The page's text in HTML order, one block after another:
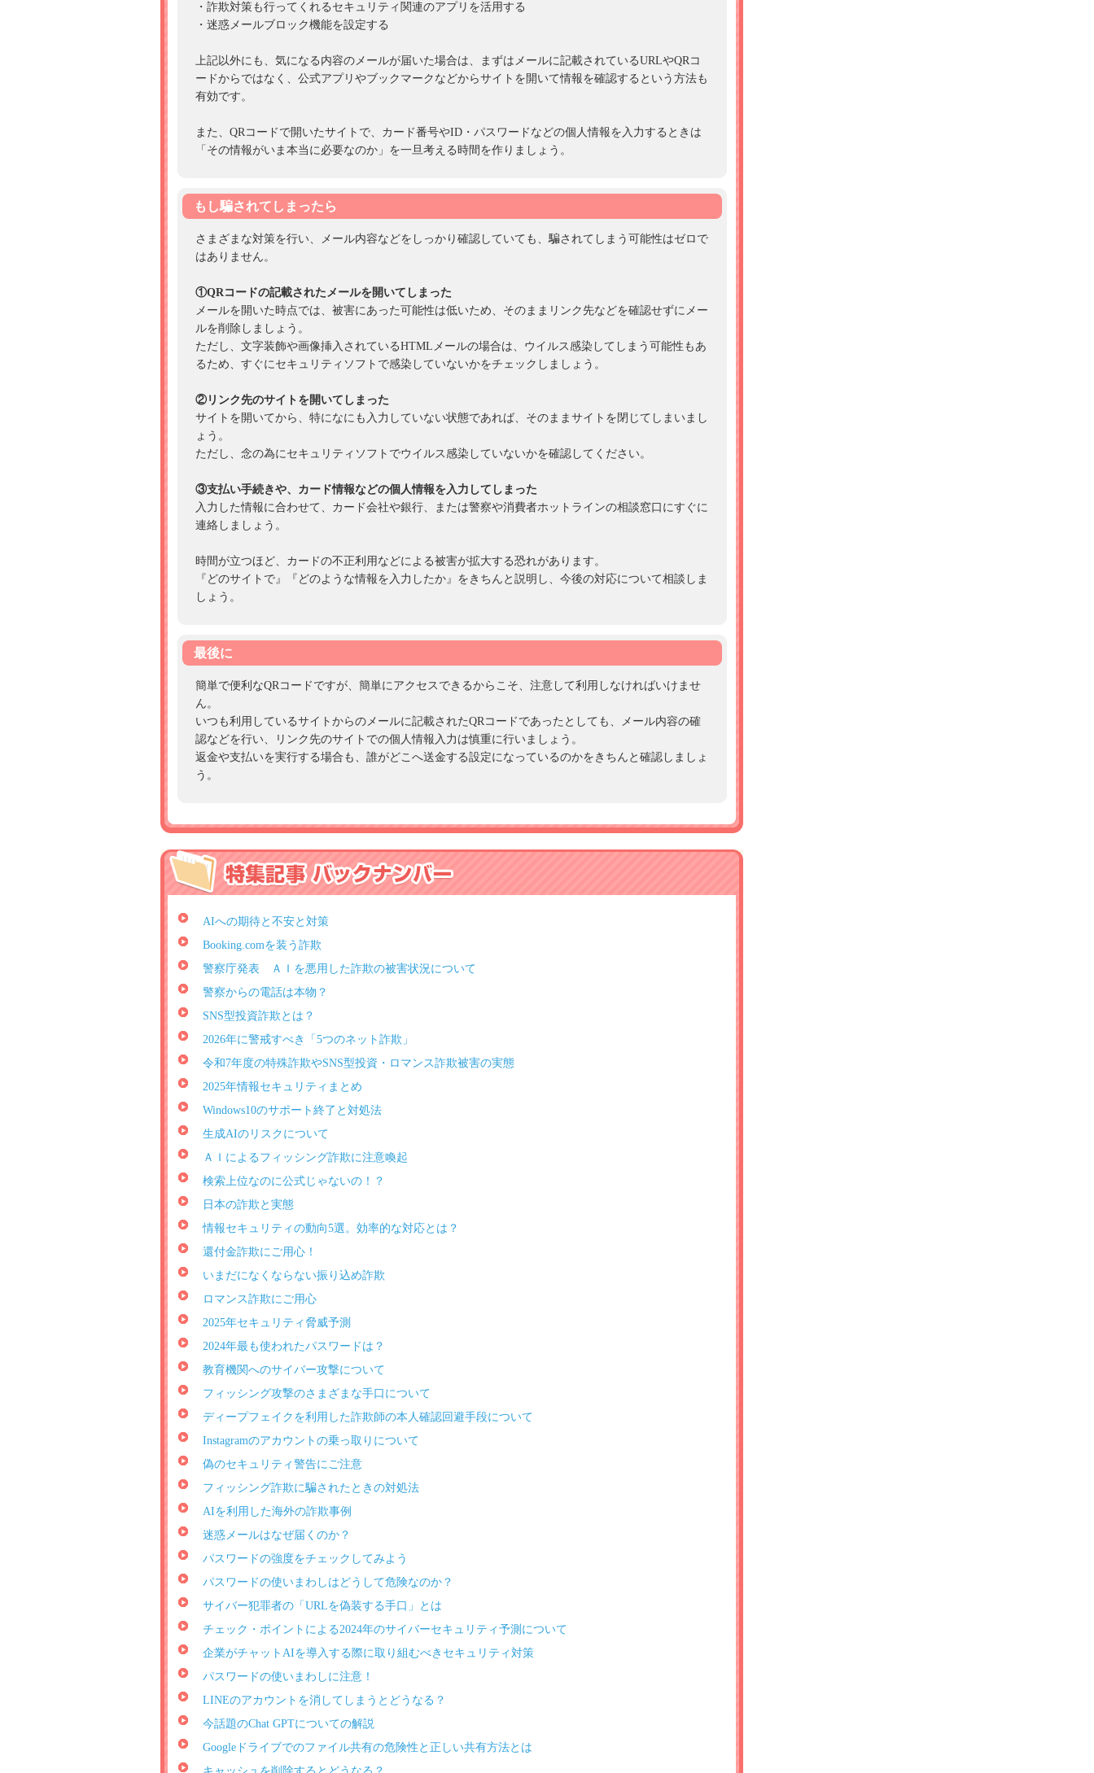
・詐欺対策も行ってくれるセキュリティ関連のアプリを活用する
・迷惑メールブロック機能を設定する
上記以外にも、気になる内容のメールが届いた場合は、まずはメールに記載されているURLやQRコ
ードからではなく、公式アプリやブックマークなどからサイトを開いて情報を確認するという方法も
有効です。
また、QRコードで開いたサイトで、カード番号やID・パスワードなどの個人情報を入力するときは
「その情報がいま本当に必要なのか」を一旦考える時間を作りましょう。
もし騙されてしまったら
さまざまな対策を行い、メール内容などをしっかり確認していても、騙されてしまう可能性はゼロで
はありません。
①QRコードの記載されたメールを開いてしまった
メールを開いた時点では、被害にあった可能性は低いため、そのままリンク先などを確認せずにメー
ルを削除しましょう。
ただし、文字装飾や画像挿入されているHTMLメールの場合は、ウイルス感染してしまう可能性もあ
るため、すぐにセキュリティソフトで感染していないかをチェックしましょう。
②リンク先のサイトを開いてしまった
サイトを開いてから、特になにも入力していない状態であれば、そのままサイトを閉じてしまいまし
ょう。
ただし、念の為にセキュリティソフトでウイルス感染していないかを確認してください。
③支払い手続きや、カード情報などの個人情報を入力してしまった
入力した情報に合わせて、カード会社や銀行、または警察や消費者ホットラインの相談窓口にすぐに
連絡しましょう。
時間が立つほど、カードの不正利用などによる被害が拡大する恐れがあります。
『どのサイトで』『どのような情報を入力したか』をきちんと説明し、今後の対応について相談しま
しょう。
最後に
簡単で便利なQRコードですが、簡単にアクセスできるからこそ、注意して利用しなければいけませ
ん。
いつも利用しているサイトからのメールに記載されたQRコードであったとしても、メール内容の確
認などを行い、リンク先のサイトでの個人情報入力は慎重に行いましょう。
返金や支払いを実行する場合も、誰がどこへ送金する設定になっているのかをきちんと確認しましょ
う。
AIへの期待と不安と対策
Booking.comを装う詐欺
警察庁発表 ＡＩを悪用した詐欺の被害状況について
警察からの電話は本物？
SNS型投資詐欺とは？
2026年に警戒すべき「5つのネット詐欺」
令和7年度の特殊詐欺やSNS型投資・ロマンス詐欺被害の実態
2025年情報セキュリティまとめ
Windows10のサポート終了と対処法
生成AIのリスクについて
ＡＩによるフィッシング詐欺に注意喚起
検索上位なのに公式じゃないの！？
日本の詐欺と実態
情報セキュリティの動向5選。効率的な対応とは？
還付金詐欺にご用心！
いまだになくならない振り込め詐欺
ロマンス詐欺にご用心
2025年セキュリティ脅威予測
2024年最も使われたパスワードは？
教育機関へのサイバー攻撃について
フィッシング攻撃のさまざまな手口について
ディープフェイクを利用した詐欺師の本人確認回避手段について
Instagramのアカウントの乗っ取りについて
偽のセキュリティ警告にご注意
フィッシング詐欺に騙されたときの対処法
AIを利用した海外の詐欺事例
迷惑メールはなぜ届くのか？
パスワードの強度をチェックしてみよう
パスワードの使いまわしはどうして危険なのか？
サイバー犯罪者の「URLを偽装する手口」とは
チェック・ポイントによる2024年のサイバーセキュリティ予測について
企業がチャットAIを導入する際に取り組むべきセキュリティ対策
パスワードの使いまわしに注意！
LINEのアカウントを消してしまうとどうなる？
今話題のChat GPTについての解説
Googleドライブでのファイル共有の危険性と正しい共有方法とは